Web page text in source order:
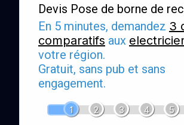
Devis Pose de borne de
En 5 minutes, demandez 3
comparatifs aux
votre région.
Gratuit, sans pub et sans
engagement.
1 2 3 4 5